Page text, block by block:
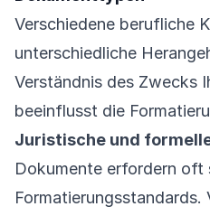
Verschiedene berufliche
unterschiedliche
Verständnis des Zwecks
beeinflusst die
Juristische und
Dokumente erfordern oft